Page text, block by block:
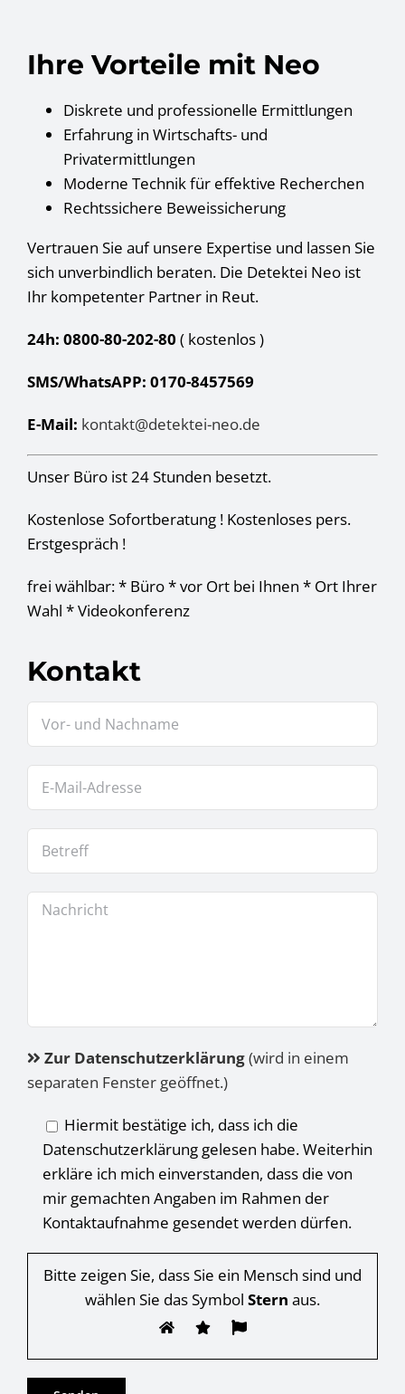
Ihre Vorteile mit Neo
Diskrete und professionelle Ermittlungen
Erfahrung in Wirtschafts- und
Privatermittlungen
Moderne Technik für effektive Recherchen
Rechtssichere Beweissicherung
Vertrauen Sie auf unsere Expertise und lassen Sie
sich unverbindlich beraten. Die Detektei Neo ist
Ihr kompetenter Partner in Reut.
24h: 0800-80-202-80 ( kostenlos)
SMS/WhatsAPP: 0170-8457569
E-Mail: kontakt@detektei-neo.de
Unser Büro ist 24 Stunden besetzt.
Kostenlose Sofortberatung ! Kostenloses pers.
Erstgespräch !
frei wählbar: * Büro * vor Ort bei Ihnen * Ort Ihrer
Wahl * Videokonferenz
Kontakt
Zur Datenschutzerklärung(wird in einem
separaten Fenster geöffnet.)
Hiermit bestätige ich, dass ich die
Datenschutzerklärung gelesen habe. Weiterhin
erkläre ich mich einverstanden, dass die von
mir gemachten Angaben im Rahmen der
Kontaktaufnahme gesendet werden dürfen.
Bitte zeigen Sie, dass Sie ein Mensch sind und
wählen Sie das Symbol Stern aus.